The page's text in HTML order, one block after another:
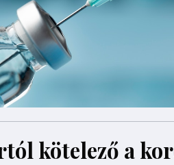
kötelező a